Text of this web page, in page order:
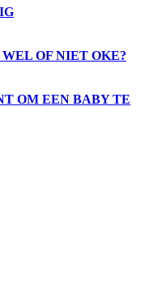
OF NIET OKE?
OM EEN BABY TE